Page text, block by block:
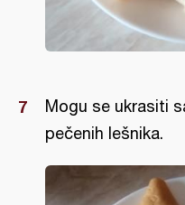
Mogu se ukrasiti
pečenih lešnika.